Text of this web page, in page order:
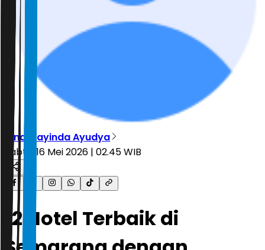
Vindi Rayinda Ayudya
Sabtu, 16 Mei 2026 | 02.45 WIB
12 Hotel Terbaik di